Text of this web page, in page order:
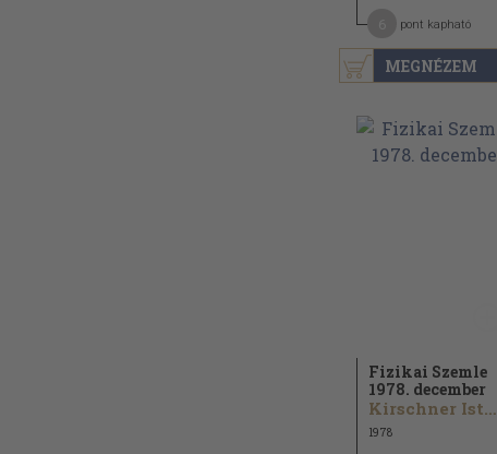
MEGNÉZEM
pont kapható
Fizikai Szemle
1978. december
Kirschner István...
1978